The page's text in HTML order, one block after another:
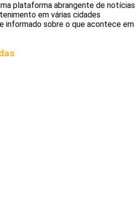
plataforma abrangente de notícias
em várias cidades
informado sobre o que acontece em